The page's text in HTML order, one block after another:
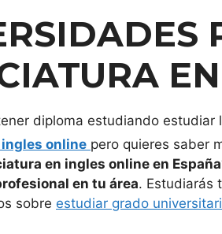
online pero quieres saber
en ingles online en España
en tu área. Estudiarás
sobre estudiar grado